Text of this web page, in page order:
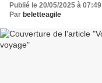
Publié le 20/05/2025 à 07:49
Par beletteagile